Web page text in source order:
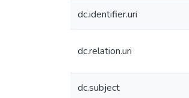
dc.identifier.uri
dc.relation.uri
dc.subject